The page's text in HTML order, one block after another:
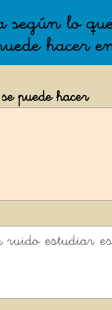
según lo
hacer
puede hacer
ruido estudiar